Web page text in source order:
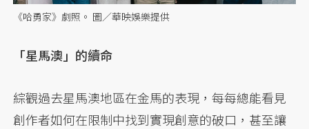
《哈勇家》劇照。 圖／華映娛樂提供
「星馬澳」的續命
綜觀過去星馬澳地區在金馬的表現，每每總能看見
創作者如何在限制中找到實現創意的破口，甚至讓